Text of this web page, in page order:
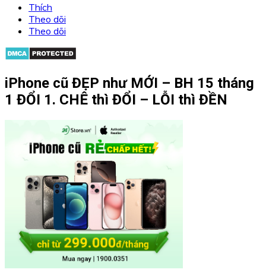
Thích
Theo dõi
Theo dõi
iPhone cũ ĐẸP như MỚI – BH 15 tháng
1 ĐỔI 1. CHÊ thì ĐỔI – LỖI thì ĐỀN